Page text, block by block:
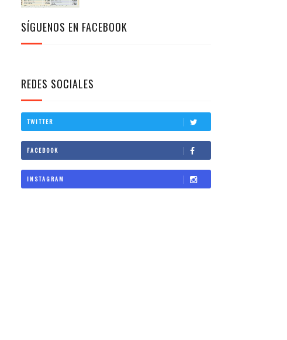
SÍGUENOS EN FACEBOOK
REDES SOCIALES
TWITTER
FACEBOOK
INSTAGRAM